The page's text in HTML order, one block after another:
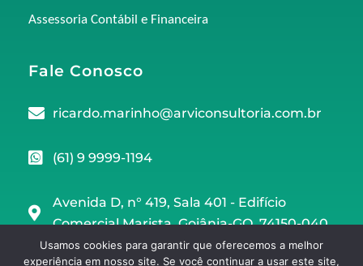
Assessoria Contábil e Financeira
Fale Conosco
ricardo.marinho@arviconsultoria.com.br
(61) 9 9999-1194
Avenida D, n° 419, Sala 401 - Edifício
Comercial Marista, Goiânia-GO, 74150-040
Usamos cookies para garantir que oferecemos a melhor
experiência em nosso site. Se você continuar a usar este site,